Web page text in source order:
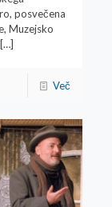
posvečena
Muzejsko
[…]
Več